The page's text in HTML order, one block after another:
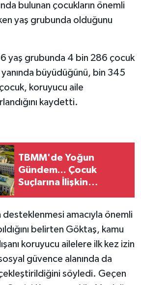
bulunan çocukların önemli
yaş grubunda olduğunu
yaş grubunda 4 bin 286 çocuk
büyüdüğünü, bin 345
koruyucu aile
kaydetti.
TBMM'de Yoğun
Gündem... Çocuk
Suçlarına İlişkin
desteklenmesi amacıyla önemli
belirten Göktaş, kamu
koruyucu ailelere ilk kez izin
sosyal güvence alanında da
söyledi. Geçen